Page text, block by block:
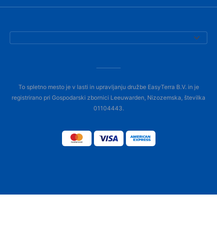
To spletno mesto je v lasti in upravljanju družbe EasyTerra B.V. in je
registrirano pri Gospodarski zbornici Leeuwarden, Nizozemska, številka
01104443.